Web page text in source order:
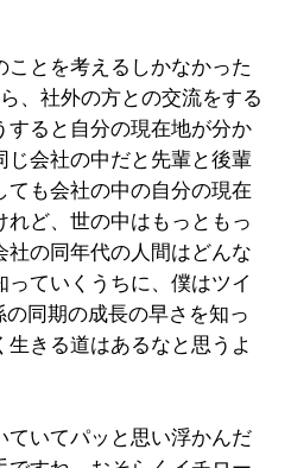
ことを考えるしかなかった
、社外の方との交流をする
すると自分の現在地が分か
じ会社の中だと先輩と後輩
ても会社の中の自分の現在
ど、世の中はもっともっ
社の同年代の人間はどんな
ていくうちに、僕はツイ
同期の成長の早さを知っ
きる道はあるなと思うよ
ていてパッと思い浮かんだ